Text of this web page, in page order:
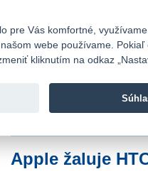
Fio banka
Apple žaluje
pre Vás komfortné,
webe používame.
kliknutím na odkaz